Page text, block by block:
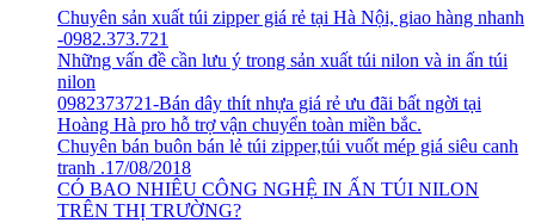
Chuyên sản xuất túi zipper giá rẻ tại Hà Nội, giao hàng nhanh
-0982.373.721
Những vấn đề cần lưu ý trong sản xuất túi nilon và in ấn túi
nilon
0982373721-Bán dây thít nhựa giá rẻ ưu đãi bất ngời tại
Hoàng Hà pro hỗ trợ vận chuyển toàn miền bắc.
Chuyên bán buôn bán lẻ túi zipper,túi vuốt mép giá siêu canh
tranh .17/08/2018
CÓ BAO NHIÊU CÔNG NGHỆ IN ẤN TÚI NILON
TRÊN THỊ TRƯỜNG?